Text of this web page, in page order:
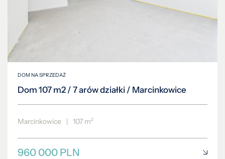
DOM NA SPRZEDAŻ
Dom 107 m2 / 7 arów działki / Marcinkowice
Marcinkowice | 107 m²
960 000 PLN